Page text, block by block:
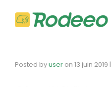
Posted byuser on 13 juin 2019 |